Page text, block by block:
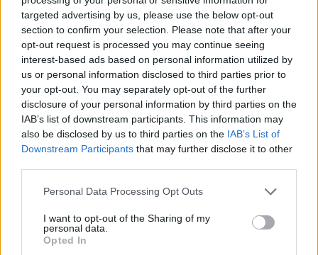
targeted advertising by us, please use the below opt-out
section to confirm your selection. Please note that after your
opt-out request is processed you may continue seeing
interest-based ads based on personal information utilized by
us or personal information disclosed to third parties prior to
your opt-out. You may separately opt-out of the further
disclosure of your personal information by third parties on the
IAB’s list of downstream participants. This information may
also be disclosed by us to third parties on the IAB’s List of
Downstream Participants that may further disclose it to other
Personal Data Processing Opt Outs
I want to opt-out of the Sharing of my
personal data.
Opted In
nem mutattak hasonló jelentős árfolyam
elmozdulást. A horvát vállalat részvényeit az
izlandi Actavis szemelte ki, s az ajánlat P/E alapú
árazási mutató alapján a régiós
gyógyszerszektornál magasabbra értékelte a
Pliva-t. Óvatosságra inthet azonban: - az a tény,
hogy az elmúlt évek régiós gyógyszeripari
tranzakciói csupán néhány napos ideiglenes
hatással bírtak a P/E alapú árazási szintekre,
voltak képesek 5-10%-os mértékben sem
befolyásolni azt; - a Pliva P/E alapú árazása a
horvát cég válságos időszaka miatt nem mérvadó.